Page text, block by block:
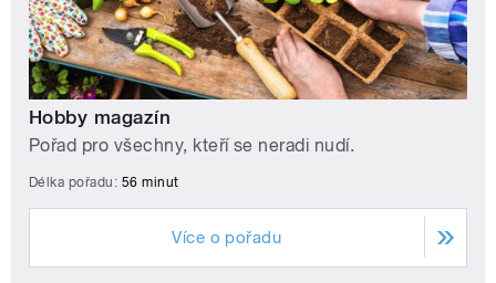
Hobby magazín
Pořad pro všechny, kteří se neradi nudí.
Délka pořadu: 56 minut
Více o pořadu